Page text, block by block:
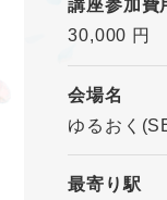
講座参加費
30,000 円
会場名
ゆるおく
最寄り駅